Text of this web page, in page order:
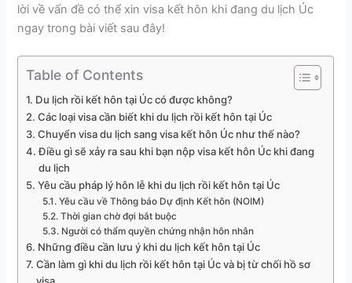
lời về vấn đề có thể xin visa kết hôn khi đang du lịch Úc
ngay trong bài viết sau đây!
Table of Contents
Du lịch rồi kết hôn tại Úc có được không?
Các loại visa cần biết khi du lịch rồi kết hôn tại Úc
Chuyển visa du lịch sang visa kết hôn Úc như thế nào?
Điều gì sẽ xảy ra sau khi bạn nộp visa kết hôn Úc khi đang
du lịch
Yêu cầu pháp lý hôn lễ khi du lịch rồi kết hôn tại Úc
Yêu cầu về Thông báo Dự định Kết hôn (NOIM)
Thời gian chờ đợi bắt buộc
Người có thẩm quyền chứng nhận hôn nhân
Những điều cần lưu ý khi du lịch kết hôn tại Úc
Cần làm gì khi du lịch rồi kết hôn tại Úc và bị từ chối hồ sơ